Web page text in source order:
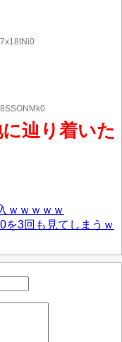
辿り着いた
ｗｗｗｗｗ
を3回も見てしまうｗ